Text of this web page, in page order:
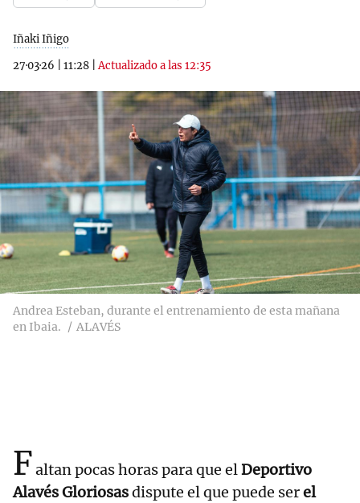
Iñaki Iñigo
27·03·26
11:28 |Actualizado a las 12:35
Andrea Esteban, durante el entrenamiento de esta mañana
en Ibaia.
ALAVÉS
Faltan pocas horas para que elDeportivo
Alavés Gloriosasdispute el que puede serel